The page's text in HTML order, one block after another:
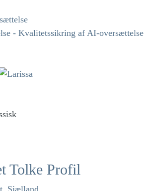
- Kvalitetssikring af AI-oversættelse
Tolke Profil